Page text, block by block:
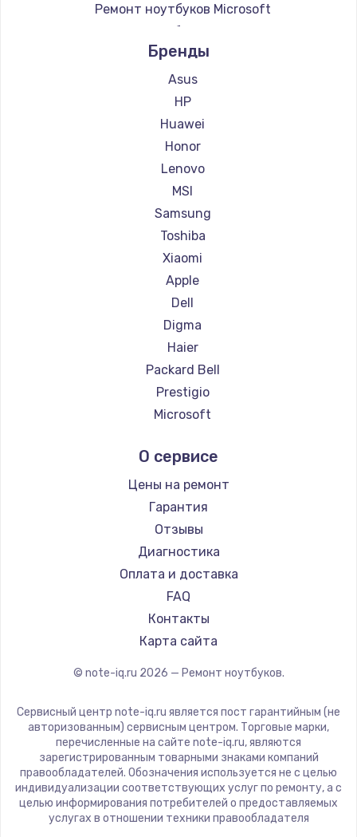
Ремонт ноутбуков Microsoft
Ремонт ноутбуков Alienware
Ремонт ноутбуков Aquarius
Ремонт ноутбуков Gigabyte
Ремонт ноутбуков Aorus
Ремонт ноутбуков Maibenben
Ремонт ноутбуков Getac
Ремонт ноутбуков Epson
Ремонт ноутбуков Philips
Ремонт ноутбуков LG
Ремонт ноутбуков Panasonic
Ремонт ноутбуков Irbis
Ремонт ноутбуков Thunderobot
Ремонт ноутбуков Hasee
Ремонт ноутбуков ZTE
Ремонт ноутбуков Hiper
Ремонт ноутбуков Evga
Ремонт ноутбуков Google
Ремонт ноутбуков Echips
Ремонт ноутбуков Predator
Ремонт ноутбуков iru
Ремонт ноутбуков Machenike
Ремонт ноутбуков DEXP
Ремонт ноутбуков Teclast
Ремонт ноутбуков CHUWI
Ремонт ноутбуков Colorful
Бренды
Asus
HP
Huawei
Honor
Lenovo
MSI
Samsung
Toshiba
Xiaomi
Apple
Dell
Digma
Haier
Packard Bell
Prestigio
Microsoft
Aquarius
Gigabyte
Aorus
Maibenben
Getac
Epson
Philips
LG
Panasonic
ZTE
Hiper
Evga
Google
Echips
О сервисе
Цены на ремонт
Гарантия
Отзывы
Диагностика
Оплата и доставка
FAQ
Контакты
Карта сайта
© note-iq.ru 2026 — Ремонт ноутбуков.
Сервисный центр note-iq.ru является пост гарантийным (не
авторизованным) сервисным центром. Торговые марки,
перечисленные на сайте note-iq.ru, являются
зарегистрированным товарными знаками компаний
правообладателей. Обозначения используется не с целью
индивидуализации соответствующих услуг по ремонту, а с
целью информирования потребителей о предоставляемых
услугах в отношении техники правообладателя